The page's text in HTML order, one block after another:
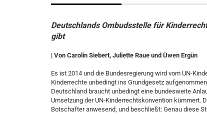
Deutschlands Ombudsstelle für
gibt
| Von Carolin Siebert, Juliette Raue und Üwen Ergün
Es ist 2014 und die Bundesregierung wird vom UN-
Kinderrechte unbedingt ins Grundgesetz
Deutschland braucht unbedingt eine bundesweite
Umsetzung der UN-Kinderrechtskonvention kümmert.
Botschafter anwesend, und beschließt: Genau diese